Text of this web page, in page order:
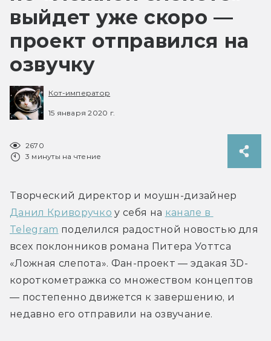
выйдет уже скоро —
проект отправился на
озвучку
Кот-император
15 января 2020 г.
2670
3 минуты на чтение
Данил Криворучко у себя на канале в
Telegram поделился радостной новостью для
всех поклонников романа Питера Уоттса
«Ложная слепота». Фан-проект — эдакая 3D-
короткометражка со множеством концептов
— постепенно движется к завершению, и
недавно его отправили на озвучание.